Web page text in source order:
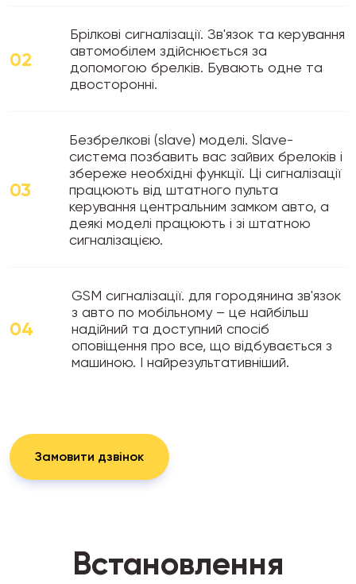
02
Брілкові сигналізації. Зв'язок та керування
автомобілем здійснюється за
допомогою брелків. Бувають одне та
двосторонні.
03
Безбрелкові (slave) моделі. Slave-
система позбавить вас зайвих брелоків і
збереже необхідні функції. Ці сигналізації
працюють від штатного пульта
керування центральним замком авто, а
деякі моделі працюють і зі штатною
сигналізацією.
04
GSM сигналізації. для городянина зв'язок
з авто по мобільному – це найбільш
надійний та доступний спосіб
оповіщення про все, що відбувається з
машиною. І найрезультативніший.
Замовити дзвінок
Встановлення